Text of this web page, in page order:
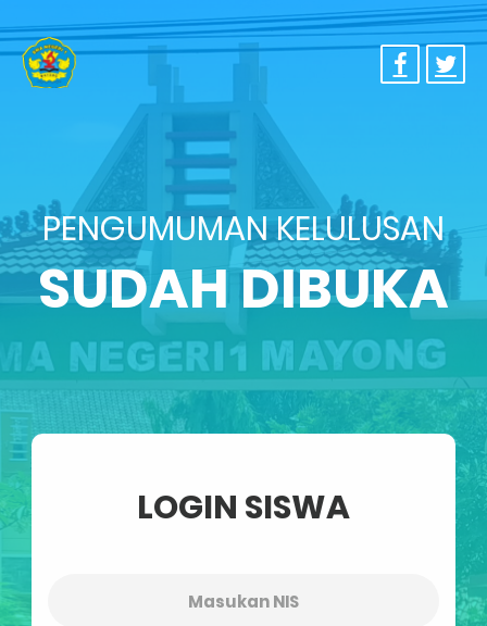
PENGUMUMAN KELULUSAN
SUDAH DIBUKA
LOGIN SISWA